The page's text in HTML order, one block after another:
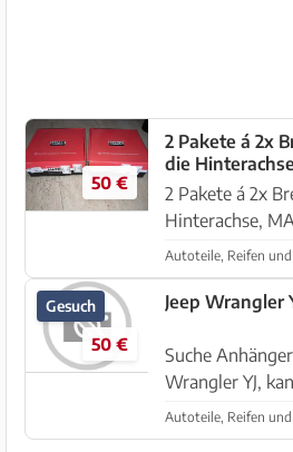
50 €
2 Pakete á 2x
die
JEEP
2 Pakete á 2x
Hinterachse,
Wrangler und
insgesamt 2
Bremsscheiben
25990 Brems...
Autoteile, Reifen
50 €
Gesuch Jeep Wrangler
Suche
Wrangler YJ,
sein, dient nur
Freu mich über
Autoteile, Reifen